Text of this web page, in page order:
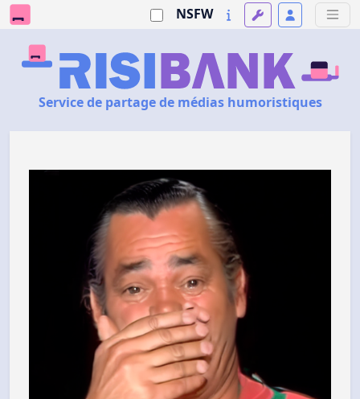
NSFW
Service de partage de médias humoristiques